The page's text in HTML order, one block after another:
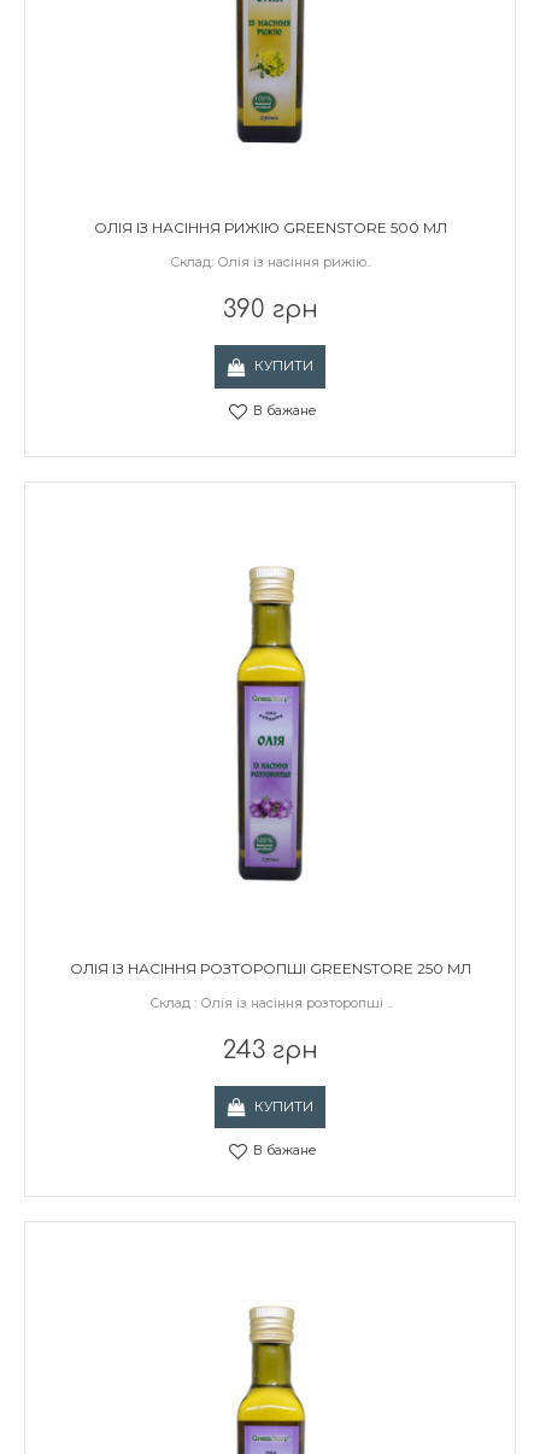
ОЛІЯ ІЗ НАСІННЯ РИЖІЮ GREENSTORE 500 МЛ
Склад: Олія із насіння рижію..
390 грн
КУПИТИ
В бажане
ОЛІЯ ІЗ НАСІННЯ РОЗТОРОПШІ GREENSTORE 250 МЛ
Склад : Олія із насіння розторопші ..
243 грн
КУПИТИ
В бажане